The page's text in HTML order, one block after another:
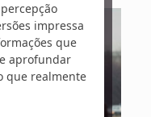
impressa
que
aprofundar
que realmente